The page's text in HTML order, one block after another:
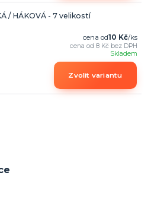
/ HÁKOVÁ - 7 velikostí
cena od10 Kč/ks
cena od 8 Kč bez DPH
Skladem
Zvolit variantu